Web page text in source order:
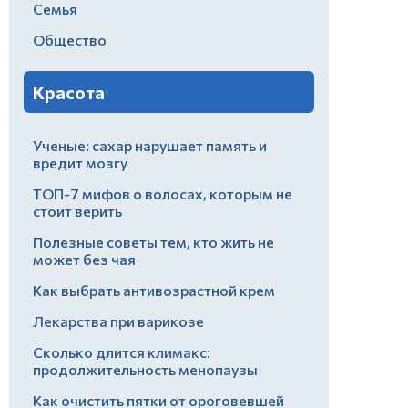
Семья
Общество
Красота
Ученые: сахар нарушает память и
вредит мозгу
ТОП-7 мифов о волосах, которым не
стоит верить
Полезные советы тем, кто жить не
может без чая
Как выбрать антивозрастной крем
Лекарства при варикозе
Сколько длится климакс:
продолжительность менопаузы
Как очистить пятки от ороговевшей